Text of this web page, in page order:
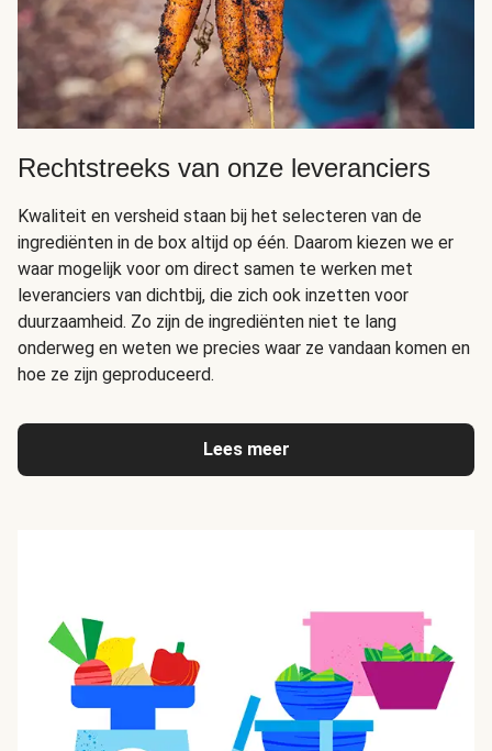
Rechtstreeks van onze leveranciers
Kwaliteit en versheid staan bij het selecteren van de
ingrediënten in de box altijd op één. Daarom kiezen we er
waar mogelijk voor om direct samen te werken met
leveranciers van dichtbij, die zich ook inzetten voor
duurzaamheid. Zo zijn de ingrediënten niet te lang
onderweg en weten we precies waar ze vandaan komen en
hoe ze zijn geproduceerd.
Lees meer